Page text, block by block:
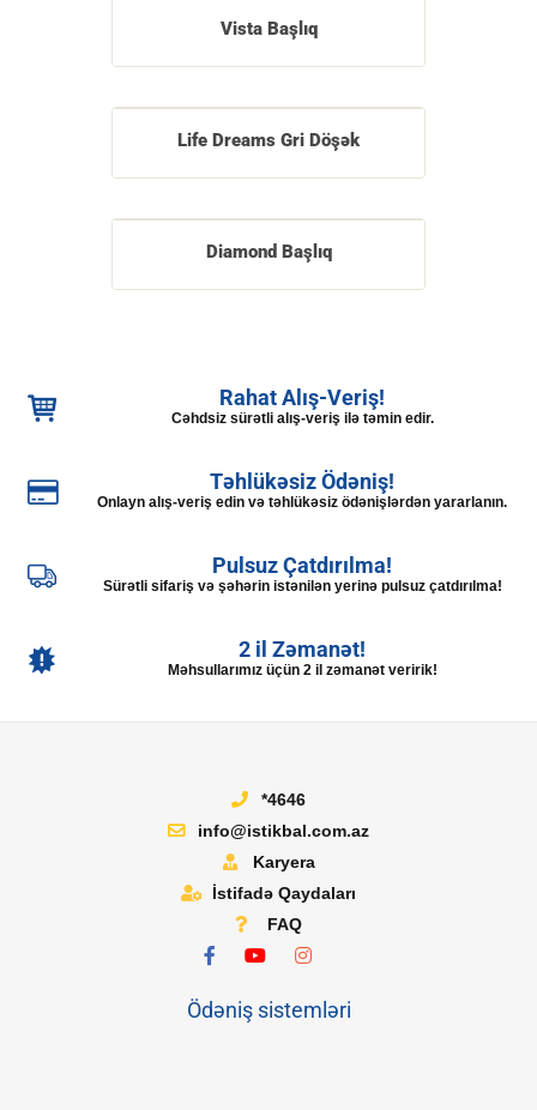
Vista Başlıq
Life Dreams Gri Döşək
Diamond Başlıq
Rahat Alış-Veriş!
Cəhdsiz sürətli alış-veriş ilə təmin edir.
Təhlükəsiz Ödəniş!
Onlayn alış-veriş edin və təhlükəsiz ödənişlərdən yararlanın.
Pulsuz Çatdırılma!
Sürətli sifariş və şəhərin istənilən yerinə pulsuz çatdırılma!
2 il Zəmanət!
Məhsullarımız üçün 2 il zəmanət veririk!
*4646
info@istikbal.com.az
Karyera
İstifadə Qaydaları
FAQ
Ödəniş sistemləri